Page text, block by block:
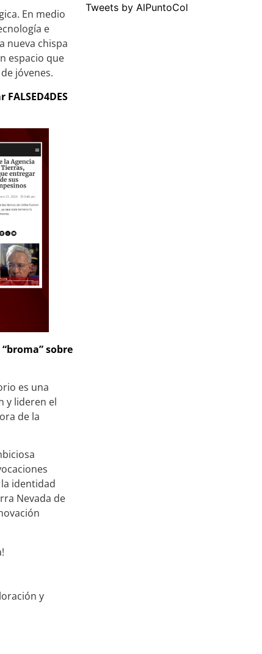
En medio
e
nueva chispa
espacio que
jóvenes.
sobre
es una
y lideren el
de la
identidad
Nevada de
y
Tweets by AlPuntoCol